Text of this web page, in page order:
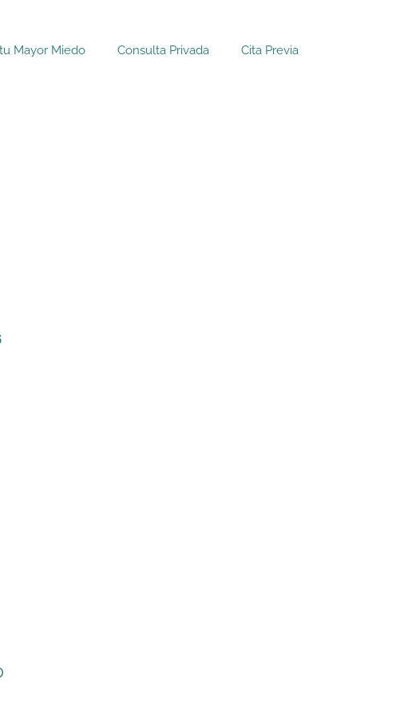
Mayor Miedo Consulta Privada Cita Previa